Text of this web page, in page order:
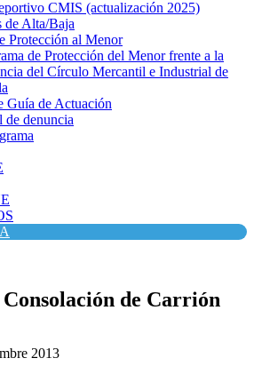
CMIS (actualización 2025)
de Alta/Baja
Protección al Menor
de Protección del Menor frente a la
del Círculo Mercantil e Industrial de
Guía de Actuación
de denuncia
de Carrión
2013